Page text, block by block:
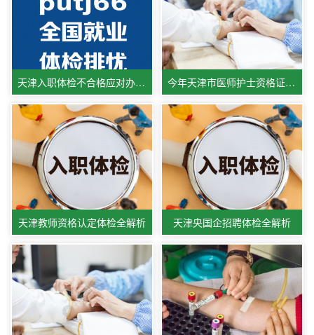
天津入职体检不合格应对办法与天津体检部分医院如何做体检 今年天津市医师护士资格证体检公告
天津教师资格认定体检全解析 天津央国企招聘体检全解析